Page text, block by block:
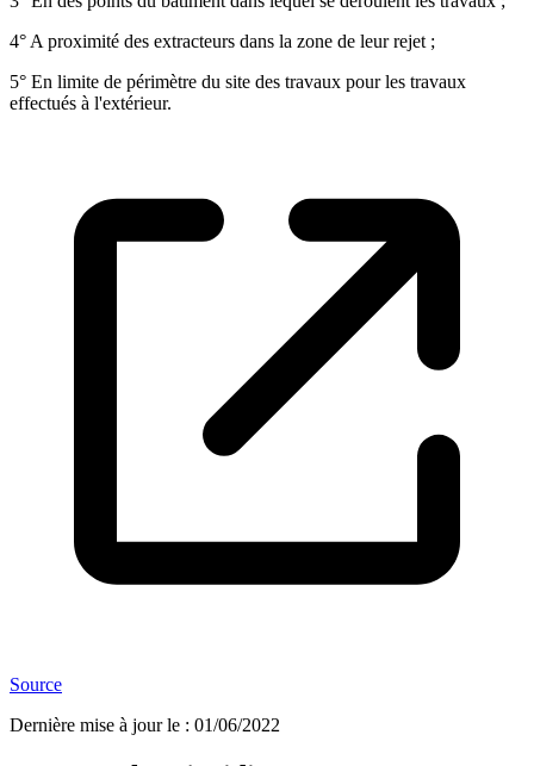
4° A proximité des extracteurs dans la zone de leur rejet ;
5° En limite de périmètre du site des travaux pour les travaux
effectués à l'extérieur.
Source
Dernière mise à jour le : 01/06/2022